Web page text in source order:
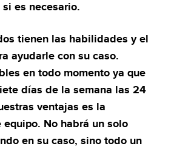
es necesario.
tienen las habilidades y el
ayudarle con su caso.
en todo momento ya que
días de la semana las 24
ventajas es la
No habrá un solo
en su caso, sino todo un